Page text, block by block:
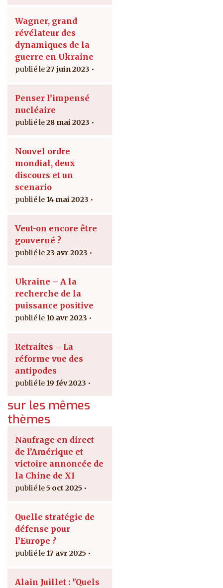
Wagner, grand
révélateur des
dynamiques de la
guerre en Ukraine
27 juin 2023
Penser l’impensé
nucléaire
28 mai 2023
Nouvel ordre
mondial, deux
discours et un
scenario
14 mai 2023
Veut-on encore être
gouverné ?
23 avr 2023
Ukraine – A la
recherche de la
puissance positive
10 avr 2023
Retraites – La
réforme vue des
antipodes
19 fév 2023
sur les mêmes
thèmes
Naufrage en direct
de l’Amérique et
victoire annoncée de
la Chine de XI
5 oct 2025
Quelle stratégie de
défense pour
l’Europe ?
17 avr 2025
Alain Juillet : "Quels